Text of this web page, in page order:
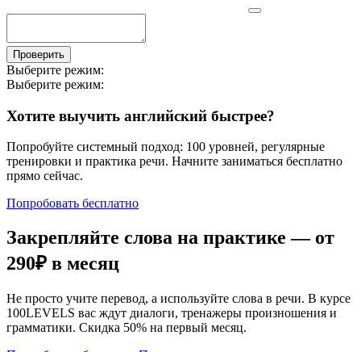
Проверить
Выберите режим:
Выберите режим:
Хотите выучить английский быстрее?
Попробуйте системный подход: 100 уровней, регулярные
тренировки и практика речи. Начните заниматься бесплатно
прямо сейчас.
Попробовать бесплатно
Закрепляйте слова на практике — от
290₽ в месяц
Не просто учите перевод, а используйте слова в речи. В курсе
100LEVELS вас ждут диалоги, тренажеры произношения и
грамматики. Скидка 50% на первый месяц.